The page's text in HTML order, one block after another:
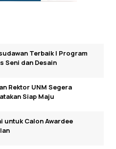
Terbaik I Program
Seni dan Desain
Rektor UNM Segera
Siap Maju
untuk Calon Awardee